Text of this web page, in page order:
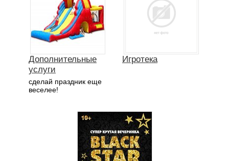
Дополнительные
услуги
сделай праздник еще
веселее!
Игротека